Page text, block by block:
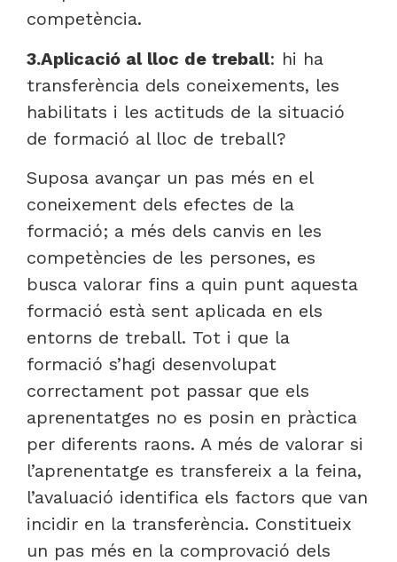
competència.
3.Aplicació al lloc de treball: hi ha
transferència dels coneixements, les
habilitats i les actituds de la situació
de formació al lloc de treball?
Suposa avançar un pas més en el
coneixement dels efectes de la
formació; a més dels canvis en les
competències de les persones, es
busca valorar fins a quin punt aquesta
formació està sent aplicada en els
entorns de treball. Tot i que la
formació s’hagi desenvolupat
correctament pot passar que els
aprenentatges no es posin en pràctica
per diferents raons. A més de valorar si
l’aprenentatge es transfereix a la feina,
l’avaluació identifica els factors que van
incidir en la transferència. Constitueix
un pas més en la comprovació dels